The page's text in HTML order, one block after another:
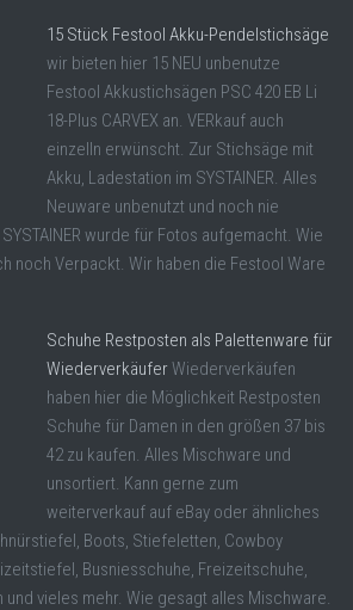
15 Stück Festool Akku-Pendelstichsäge
wir bieten hier 15 NEU unbenutze
Festool Akkustichsägen PSC 420 EB Li
18-Plus CARVEX an. VERkauf auch
einzelln erwünscht. Zur Stichsäge mit
Akku, Ladestation im SYSTAINER. Alles
Neuware unbenutzt und noch nie
wurde für Fotos aufgemacht. Wie
noch Verpackt. Wir haben die Festool Ware
Schuhe Restposten als Palettenware für
WiederverkäuferWiederverkäufen
haben hier die Möglichkeit Restposten
Schuhe für Damen in den größen 37 bis
42 zu kaufen. Alles Mischware und
unsortiert. Kann gerne zum
weiterverkauf auf eBay oder ähnliches
Boots, Stiefeletten, Cowboy
Busniesschuhe, Freizeitschuhe,
vieles mehr. Wie gesagt alles Mischware.